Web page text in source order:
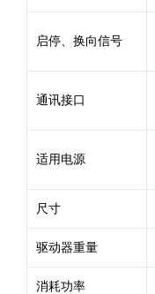
启停、换向信号
通讯接口
适用电源
尺寸
驱动器重量
消耗功率